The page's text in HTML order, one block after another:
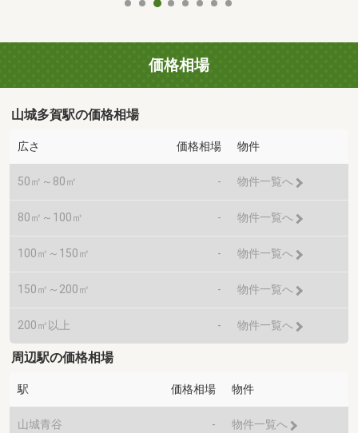
価格相場
山城多賀駅の価格相場
広さ 価格相場 物件
50㎡～80㎡ - 物件一覧へ
80㎡～100㎡ - 物件一覧へ
100㎡～150㎡ - 物件一覧へ
150㎡～200㎡ - 物件一覧へ
200㎡以上 - 物件一覧へ
周辺駅の価格相場
駅 価格相場 物件
山城青谷 - 物件一覧へ